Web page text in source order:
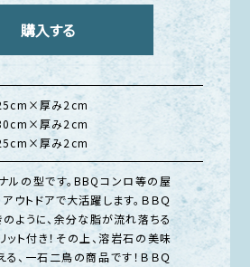
厚み2cm
厚み2cm
厚み2cm
ルの型です。BBQコンロ等の屋
ウトドアで大活躍します。ＢＢＱ
のように、余分な脂が流れ落ちる
ット付き！その上、溶岩石の美味
る、一石二鳥の商品です！ＢＢＱ
購入する